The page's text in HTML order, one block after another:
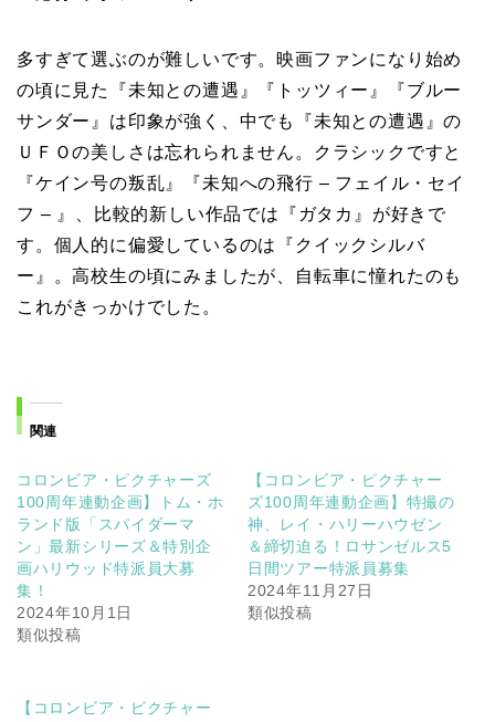
多すぎて選ぶのが難しいです。映画ファンになり始め
の頃に見た『未知との遭遇』『トッツィー』『ブルー
サンダー』は印象が強く、中でも『未知との遭遇』の
ＵＦＯの美しさは忘れられません。クラシックですと
『ケイン号の叛乱』『未知への飛行 – フェイル・セイ
フ – 』、比較的新しい作品では『ガタカ』が好きで
す。個人的に偏愛しているのは『クイックシルバ
ー』。高校生の頃にみましたが、自転車に憧れたのも
これがきっかけでした。
関連
コロンビア・ピクチャーズ
100周年連動企画】トム・ホ
ランド版「スパイダーマ
ン」最新シリーズ＆特別企
画ハリウッド特派員大募
集！
2024年10月1日
類似投稿
【コロンビア・ピクチャー
ズ100周年連動企画】特撮の
神、レイ・ハリーハウゼン
＆締切迫る！ロサンゼルス5
日間ツアー特派員募集
2024年11月27日
類似投稿
【コロンビア・ピクチャー